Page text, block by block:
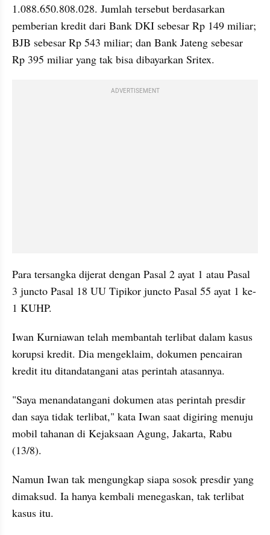
1.088.650.808.028. Jumlah tersebut berdasarkan
pemberian kredit dari Bank DKI sebesar Rp 149 miliar;
BJB sebesar Rp 543 miliar; dan Bank Jateng sebesar
Rp 395 miliar yang tak bisa dibayarkan Sritex.
ADVERTISEMENT
Para tersangka dijerat dengan Pasal 2 ayat 1 atau Pasal
3 juncto Pasal 18 UU Tipikor juncto Pasal 55 ayat 1 ke-
1 KUHP.
Iwan Kurniawan telah membantah terlibat dalam kasus
korupsi kredit. Dia mengeklaim, dokumen pencairan
kredit itu ditandatangani atas perintah atasannya.
"Saya menandatangani dokumen atas perintah presdir
dan saya tidak terlibat," kata Iwan saat digiring menuju
mobil tahanan di Kejaksaan Agung, Jakarta, Rabu
(13/8).
Namun Iwan tak mengungkap siapa sosok presdir yang
dimaksud. Ia hanya kembali menegaskan, tak terlibat
kasus itu.